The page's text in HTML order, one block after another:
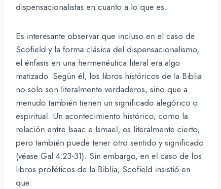
dispensacionalistas en cuanto a lo que es.
Es interesante observar que incluso en el caso de
Scofield y la forma clásica del dispensacionalismo,
el énfasis en una hermenéutica literal era algo
matizado. Según él, los libros históricos de la Biblia
no solo son literalmente verdaderos, sino que a
menudo también tienen un significado alegórico o
espiritual. Un acontecimiento histórico, como la
relación entre Isaac e Ismael, es literalmente cierto,
pero también puede tener otro sentido y significado
(véase Gal 4:23-31). Sin embargo, en el caso de los
libros proféticos de la Biblia, Scofield insistió en
que: